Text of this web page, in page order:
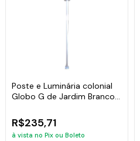
Poste e Luminária colonial
Globo G de Jardim Branco
R$235,71
à vista no Pix ou Boleto